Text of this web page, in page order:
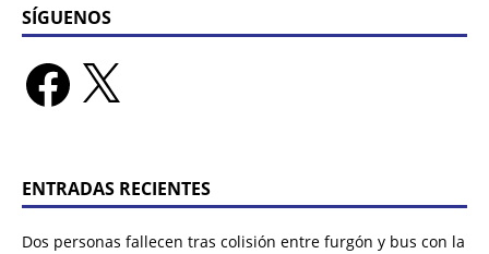
SÍGUENOS
ENTRADAS RECIENTES
Dos personas fallecen tras colisión entre furgón y bus con la